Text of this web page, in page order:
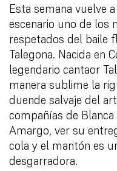
Esta semana vuelve
escenario uno de los
respetados del baile
Talegona. Nacida en
legendario cantaor
manera sublime la
duende salvaje del
compañías de
Amargo, ver su
cola y el mantón es
desgarradora.